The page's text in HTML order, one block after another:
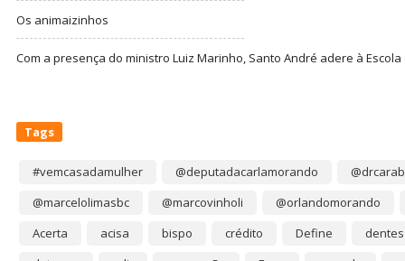
Os animaizinhos
Com a presença do ministro Luiz Marinho, Santo André adere à
Tags
#vemcasadamulher @deputadacarlamorando
@marcelolimasbc
@marcovinholi
@orlandomorando
Acerta
acisa bispo crédito Define
dentes